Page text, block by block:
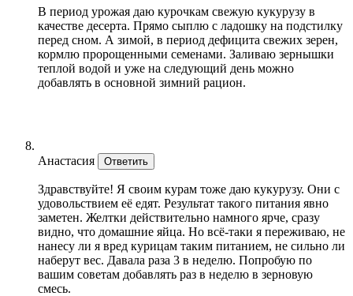
В период урожая даю курочкам свежую кукурузу в
качестве десерта. Прямо сыплю с ладошку на подстилку
перед сном. А зимой, в период дефицита свежих зерен,
кормлю пророщенными семенами. Заливаю зернышки
теплой водой и уже на следующий день можно
добавлять в основной зимний рацион.
Анастасия Ответить
Здравствуйте! Я своим курам тоже даю кукурузу. Они с
удовольствием её едят. Результат такого питания явно
заметен. Желтки действительно намного ярче, сразу
видно, что домашние яйца. Но всё-таки я переживаю, не
нанесу ли я вред курицам таким питанием, не сильно ли
наберут вес. Давала раза 3 в неделю. Попробую по
вашим советам добавлять раз в неделю в зерновую
смесь.